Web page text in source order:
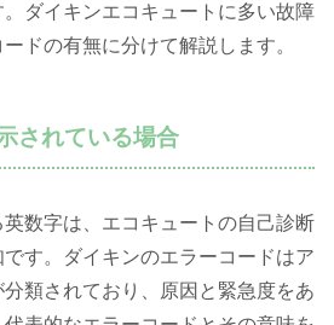
ダイキンエコキュートに多い故障
ドの有無に分けて解説します。
されている場合
数字は、エコキュートの自己診断
す。ダイキンのエラーコードはア
類されており、原因と緊急度をあ